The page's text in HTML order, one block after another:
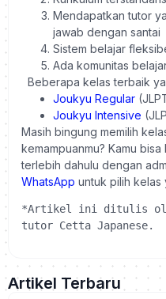
Mendapatkan tutor
jawab dengan santai
Sistem belajar
Ada komunitas
Beberapa kelas terbaik
Joukyu Regular
Joukyu Intensive
Masih bingung memilih
kemampuanmu? Kamu
terlebih dahulu dengan
WhatsApp untuk pilih kelas
*Artikel ini ditulis
tutor Cetta Japanese.
Artikel Terbaru